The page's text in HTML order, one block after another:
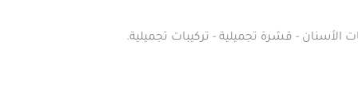
الأسنان - قشرة تجميلية - تركيبات تجميلية.